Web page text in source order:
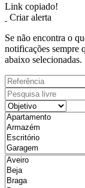
Link copiado!
Criar alerta
Se não encontra o
notificações sempre
abaixo selecionadas.